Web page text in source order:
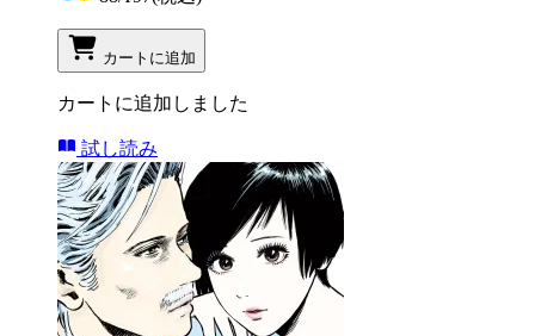
カートに追加
カートに追加しました
試し読み